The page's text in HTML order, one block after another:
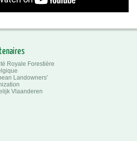
Royale Forestière
Landowners'
Vlaanderen